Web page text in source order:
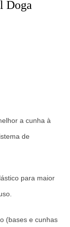
Doga
a cunha à
de
para maior
(bases e cunhas